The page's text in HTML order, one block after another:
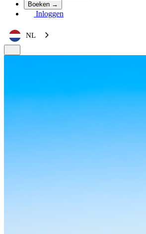
Boeken →
Inloggen
NL